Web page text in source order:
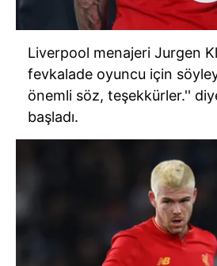
Liverpool menajeri Jurgen
fevkalade oyuncu için
önemli söz, teşekkürler.''
başladı.